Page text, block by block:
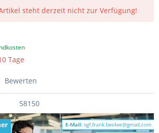
steht derzeit nicht zur Verfügung!
Tage
Bewerten
58150